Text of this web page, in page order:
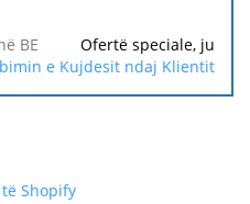
Ofertë speciale, ju
e Kujdesit ndaj Klientit
Shopify